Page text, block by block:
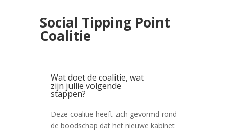
Social Tipping Point
Coalitie
Wat doet de coalitie, wat
zijn jullie volgende
stappen?
Deze coalitie heeft zich gevormd rond
de boodschap dathet nieuwe kabinet